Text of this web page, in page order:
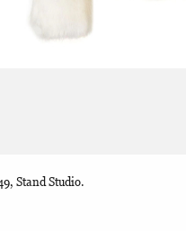
Stand Studio.